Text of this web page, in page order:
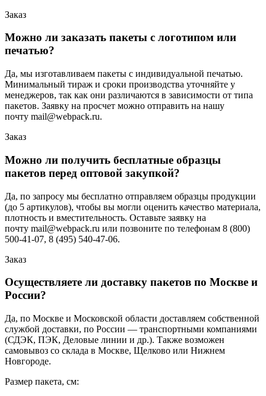
Заказ
Можно ли заказать пакеты с логотипом или
печатью?
Да, мы изготавливаем пакеты с индивидуальной печатью.
Минимальный тираж и сроки производства уточняйте у
менеджеров, так как они различаются в зависимости от типа
пакетов. Заявку на просчет можно отправить на нашу
почту mail@webpack.ru.
Заказ
Можно ли получить бесплатные образцы
пакетов перед оптовой закупкой?
Да, по запросу мы бесплатно отправляем образцы продукции
(до 5 артикулов), чтобы вы могли оценить качество материала,
плотность и вместительность. Оставьте заявку на
почту mail@webpack.ru или позвоните по телефонам 8 (800)
500-41-07, 8 (495) 540-47-06.
Заказ
Осуществляете ли доставку пакетов по Москве и
России?
Да, по Москве и Московской области доставляем собственной
службой доставки, по России — транспортными компаниями
(СДЭК, ПЭК, Деловые линии и др.). Также возможен
самовывоз со склада в Москве, Щелково или Нижнем
Новгороде.
Размер пакета, см: